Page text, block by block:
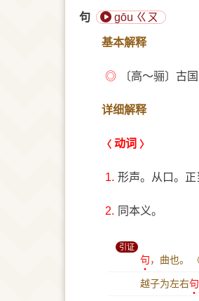
句 gōu ㄍㄡ
基本解释
◎ 〔高～骊〕古
详细解释
动词
1. 形声。从口。正
2. 同本义。
引证
句，曲也。
越子为左右句